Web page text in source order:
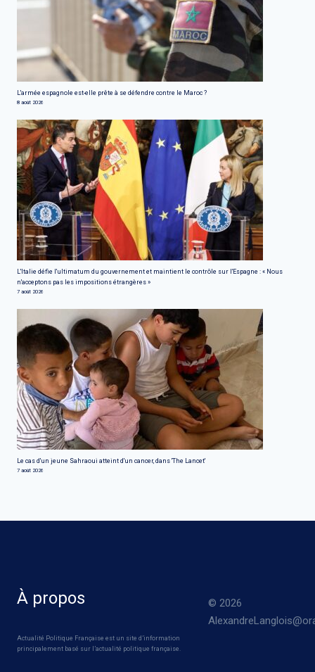
L'armée espagnole est-elle prête à se défendre contre le Maroc ?
8 août 2026
L'Italie défie l'ultimatum du gouvernement et maintient le contrôle sur l'Espagne : « Nous
n'acceptons pas les impositions étrangères »
7 août 2026
Le cas d'un jeune Sahraoui atteint d'un cancer, dans 'The Lancet'
7 août 2026
À propos
Actualité Politique Française est un site d’information
principalement basé sur l’actualité politique française.
© 2026